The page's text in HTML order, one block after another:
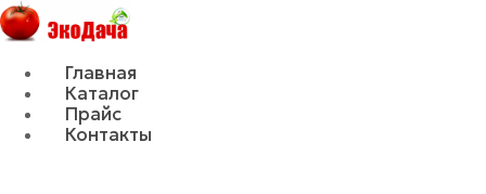
Главная
Каталог
Прайс
Контакты